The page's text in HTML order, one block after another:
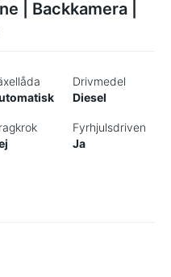
| Backkamera |
Drivmedel
Diesel
Fyrhjulsdriven
Ja